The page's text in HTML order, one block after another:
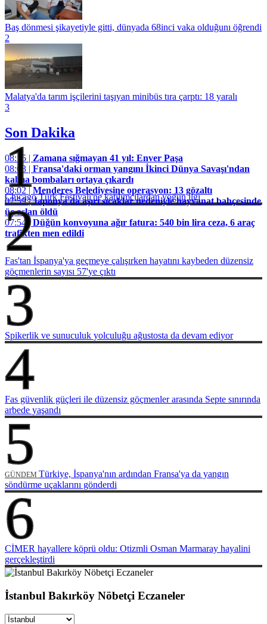
Baş dönmesi şikayetiyle gitti, dünyada 68inci vaka olduğunı öğrendi
2
Malatya'da tarım işçilerini taşıyan minibüs tıra çarptı: 18 yaralı
3
Son Dakika
08:15 | Zamana sığmayan 41 yıl: Enver Paşa
08:03 | Fransa'daki orman yangını İkinci Dünya Savaşı'ndan
kalma bombaları ortaya çıkardı
08:02 |Menderes Belediyesine operasyon: 13 gözaltı
07:59 |Japonya'da aşırı sıcaklar nedeniyle hayvanat bahçesinde
üç aslan öldü
07:54 |Düğün konvoyuna ağır fatura: 540 bin lira ceza, 6 araç
trafikten men edildi
1
Chicago Türk Festivali'ne katılımcılardan yoğun ilgi
2
Fas'tan İspanya'ya geçmeye çalışırken hayatını kaybeden düzensiz
göçmenlerin sayısı 57'ye çıktı
3
Spikerlik ve sunuculuk yolculuğu ağustosta da devam ediyor
4
Fas güvenlik güçleri ile düzensiz göçmenler arasında Septe sınırında
arbede yaşandı
5
GÜNDEM Türkiye, İspanya'nın ardından Fransa'ya da yangın
söndürme uçaklarını gönderdi
6
CİMER hayallere köprü oldu: Otizmli Osman Marmaray hayalini
gerçekleştirdi
İstanbul Bakırköy Nöbetçi Eczaneler